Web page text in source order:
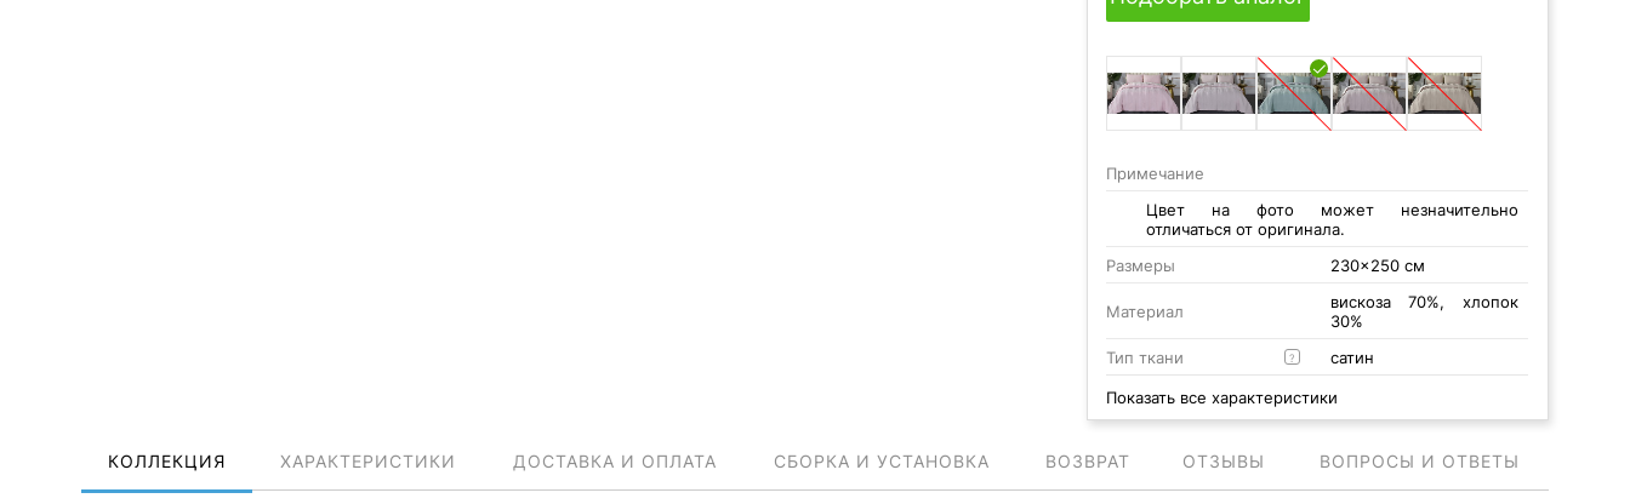
Примечание
Цвет на фото может незначительно
отличаться от оригинала.
Размеры
230x250 см
Материал
вискоза 70%, хлопок
30%
Тип ткани
? сатин
Показать все характеристики
КОЛЛЕКЦИЯ ХАРАКТЕРИСТИКИ ДОСТАВКА И ОПЛАТА СБОРКА И УСТАНОВКА ВОЗВРАТ ОТЗЫВЫ ВОПРОСЫ И ОТВЕТЫ